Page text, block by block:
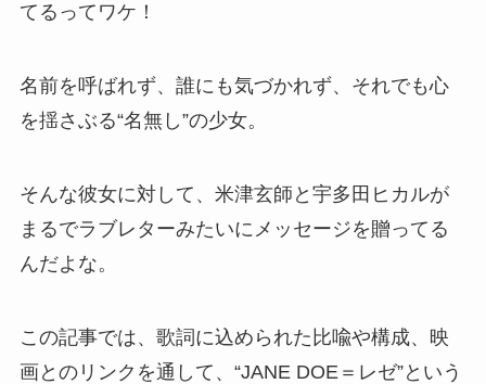
てるってワケ！
名前を呼ばれず、誰にも気づかれず、それでも心
を揺さぶる“名無し”の少女。
そんな彼女に対して、米津玄師と宇多田ヒカルが
まるでラブレターみたいにメッセージを贈ってる
んだよな。
この記事では、歌詞に込められた比喩や構成、映
画とのリンクを通して、“JANE DOE＝レゼ”という